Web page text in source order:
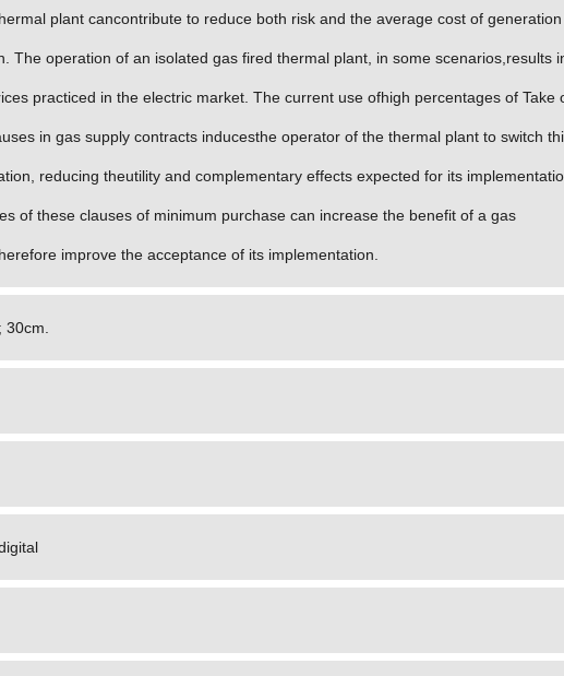
plant cancontribute to reduce both risk and the average cost of generation
The operation of an isolated gas fired thermal plant, in some scenarios,results
practiced in the electric market. The current use ofhigh percentages of Take
in gas supply contracts inducesthe operator of the thermal plant to switch
reducing theutility and complementary effects expected for its
of these clauses of minimum purchase can increase the benefit of a gas
improve the acceptance of its implementation.
30cm.